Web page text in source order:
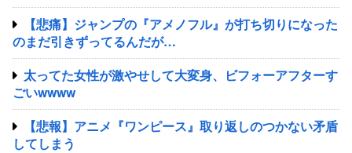
【悲痛】ジャンプの『アメノフル』が打ち切りになった
のまだ引きずってるんだが…
太ってた女性が激やせして大変身、ビフォーアフターす
ごいwwww
【悲報】アニメ『ワンピース』取り返しのつかない矛盾
してしまう